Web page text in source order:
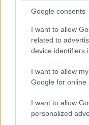
Google consents
I want to allow
related to
device identifiers
I want to allow
Google for online
I want to allow
personalized
panaszkodott.
A Red Bull egyúttal a
kicserélte Verstappen
parc fermére
változatlanul a 15.